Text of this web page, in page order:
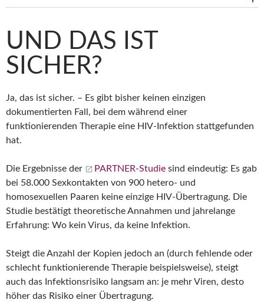
UND DAS IST
SICHER?
Ja, das ist sicher. – Es gibt bisher keinen einzigen
dokumentierten Fall, bei dem während einer
funktionierenden Therapie eine HIV-Infektion stattgefunden
hat.
Die Ergebnisse der PARTNER-Studie sind eindeutig: Es gab
bei 58.000 Sexkontakten von 900 hetero- und
homosexuellen Paaren keine einzige HIV-Übertragung. Die
Studie bestätigt theoretische Annahmen und jahrelange
Erfahrung: Wo kein Virus, da keine Infektion.
Steigt die Anzahl der Kopien jedoch an (durch fehlende oder
schlecht funktionierende Therapie beispielsweise), steigt
auch das Infektionsrisiko langsam an: je mehr Viren, desto
höher das Risiko einer Übertragung.